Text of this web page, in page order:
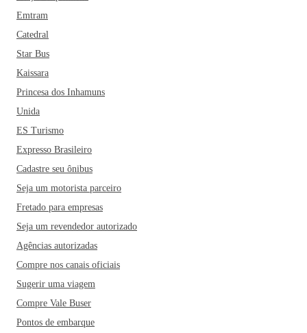
Emtram
Catedral
Star Bus
Kaissara
Princesa dos Inhamuns
Unida
ES Turismo
Expresso Brasileiro
Cadastre seu ônibus
Seja um motorista parceiro
Fretado para empresas
Seja um revendedor autorizado
Agências autorizadas
Compre nos canais oficiais
Sugerir uma viagem
Compre Vale Buser
Pontos de embarque